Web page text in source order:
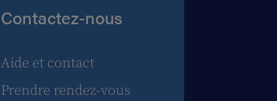
Contactez-nous
Aide et contact
Prendre rendez-vous